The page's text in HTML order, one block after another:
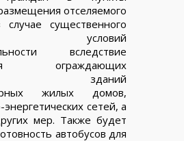
отселяемого
случае существенного
условий
вследствие
ограждающих
зданий
жилых домов,
сетей, а
мер. Также будет
автобусов для